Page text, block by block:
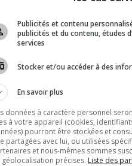
Publicités et contenu
publicités et du contenu, études
services
Stocker et/ou accéder à des
En savoir plus
données à caractère personnel
à votre appareil (cookies,
pourront être stockées et
partagées avec lui, ou utilisées
et nous-mêmes sommes
géolocalisation précises. Liste des